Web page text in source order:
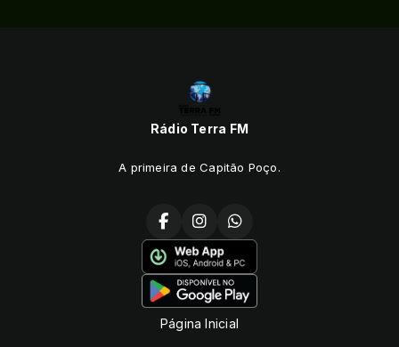
Rádio Terra FM
A primeira de Capitão Poço.
Página Inicial